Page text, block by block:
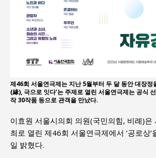
제46회 서울연극제는 지난 5월부터 두 달 동안 대장정
(緣), 극으로 잇다’는 주제로 열린 서울연극제는 공식
작 30작품 등으로 관객을 만났다.
이효원 서울시의회 의원(국민의힘, 비례)은
최로 열린 제46회 서울연극제에서 ‘공로상
일 밝혔다.